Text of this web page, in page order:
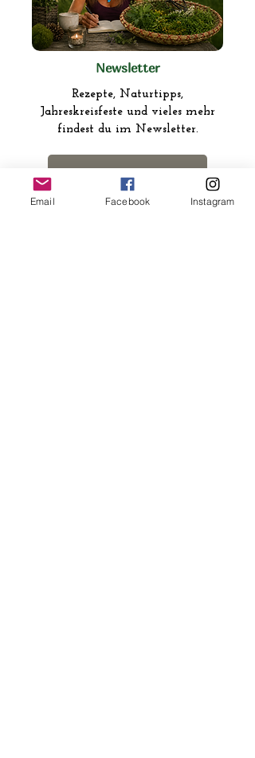
Newsletter
Rezepte, Naturtipps,
Jahreskreisfeste und vieles mehr
findest du im Newsletter.
Zu meinem Newsletter
Email Facebook Instagram